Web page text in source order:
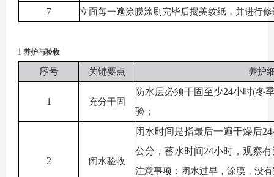
7 立面每一遍涂膜涂刷完毕后揭美纹纸，并进行
l 养护与验收
序号 关键要点 养护
1 充分干固
防水层必须干固至少24小时(冬
验；
2 闭水验收
闭水时间是指最后一遍干燥后
公分，蓄水时间24小时，观察
注意事项：闭水过早，涂膜，没